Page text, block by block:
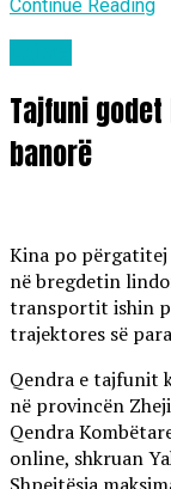
Continue Reading
Tajfuni
banorë
Kina po
në bregdetin
transportit ishin
trajektores së
Qendra e tajfunit
në provincën
Qendra
online, shkruan